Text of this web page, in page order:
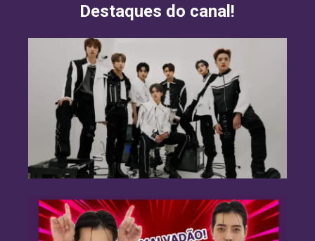
Destaques do canal!